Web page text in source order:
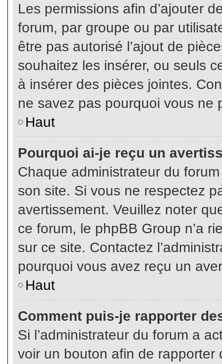
Les permissions afin d’ajouter
forum, par groupe ou par
être pas autorisé l’ajout de
souhaitez les insérer, ou seuls
à insérer des pièces jointes.
ne savez pas pourquoi vous ne
Haut
Pourquoi ai-je reçu un
Chaque administrateur du
son site. Si vous ne respectez
avertissement. Veuillez noter
ce forum, le phpBB Group n’a
sur ce site. Contactez
pourquoi vous avez reçu un
Haut
Comment puis-je rapporter
Si l’administrateur du forum a
voir un bouton afin de